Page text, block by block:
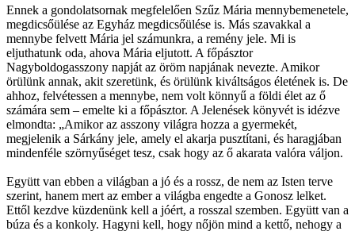
Ennek a gondolatsornak megfelelően Szűz Mária mennybemenetele,
megdicsőülése az Egyház megdicsőülése is. Más szavakkal a
mennybe felvett Mária jel számunkra, a remény jele. Mi is
eljuthatunk oda, ahova Mária eljutott. A főpásztor
Nagyboldogasszony napját az öröm napjának nevezte. Amikor
örülünk annak, akit szeretünk, és örülünk kiváltságos életének is. De
ahhoz, felvétessen a mennybe, nem volt könnyű a földi élet az ő
számára sem – emelte ki a főpásztor. A Jelenések könyvét is idézve
elmondta: „Amikor az asszony világra hozza a gyermekét,
megjelenik a Sárkány jele, amely el akarja pusztítani, és haragjában
mindenféle szörnyűséget tesz, csak hogy az ő akarata valóra váljon.
Együtt van ebben a világban a jó és a rossz, de nem az Isten terve
szerint, hanem mert az ember a világba engedte a Gonosz lelket.
Ettől kezdve küzdenünk kell a jóért, a rosszal szemben. Együtt van a
búza és a konkoly. Hagyni kell, hogy nőjön mind a kettő, nehogy a